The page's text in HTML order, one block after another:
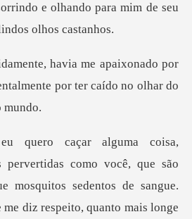
e
ado por
por ter
sedentos de sangue.
diz respeito, quanto mais longe